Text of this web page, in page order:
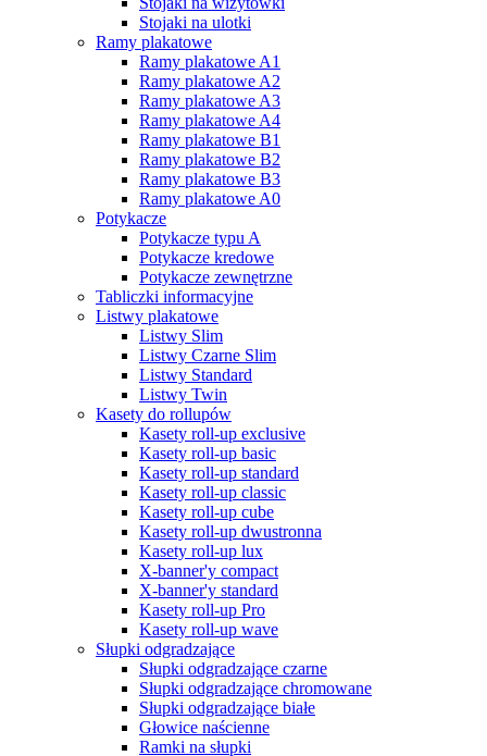
Stojaki na ulotki
Ramy plakatowe
Ramy plakatowe A1
Ramy plakatowe A2
Ramy plakatowe A3
Ramy plakatowe A4
Ramy plakatowe B1
Ramy plakatowe B2
Ramy plakatowe B3
Ramy plakatowe A0
Potykacze
Potykacze typu A
Potykacze kredowe
Potykacze zewnętrzne
Tabliczki informacyjne
Listwy plakatowe
Listwy Slim
Listwy Czarne Slim
Listwy Standard
Listwy Twin
Kasety do rollupów
Kasety roll-up exclusive
Kasety roll-up basic
Kasety roll-up standard
Kasety roll-up classic
Kasety roll-up cube
Kasety roll-up dwustronna
Kasety roll-up lux
X-banner'y compact
X-banner'y standard
Kasety roll-up Pro
Kasety roll-up wave
Słupki odgradzające
Słupki odgradzające czarne
Słupki odgradzające chromowane
Słupki odgradzające białe
Głowice naścienne
Ramki na słupki